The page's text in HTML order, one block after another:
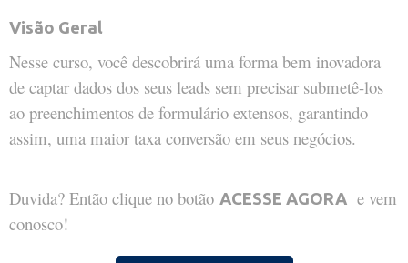
Visão Geral
Nesse curso, você descobrirá uma forma bem inovadora
de captar dados dos seus leads sem precisar submetê-los
ao preenchimentos de formulário extensos, garantindo
assim, uma maior taxa conversão em seus negócios.
Duvida? Então clique no botão ACESSE AGORA e vem
conosco!